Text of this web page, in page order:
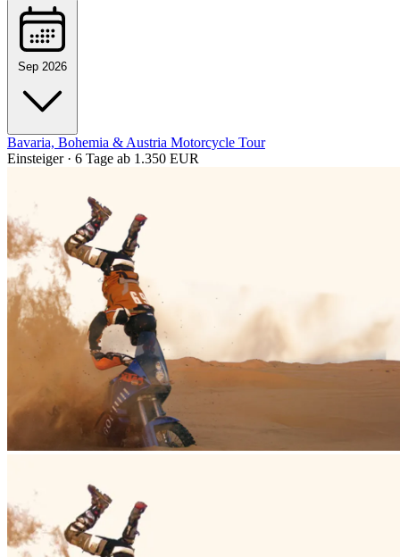
Sep 2026
Bavaria, Bohemia & Austria Motorcycle Tour
Einsteiger · 6 Tage ab 1.350 EUR